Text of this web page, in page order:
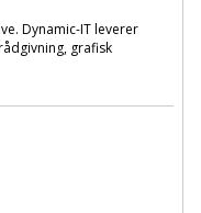
Dynamic-IT leverer
grafisk